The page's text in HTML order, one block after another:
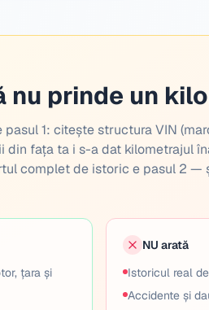
nu prinde un
pasul 1: citește structura VIN
din fața ta i s-a dat kilometrajul
complet de istoric e pasul 2 —
țara și
NU arată
Istoricul real
Accidente și